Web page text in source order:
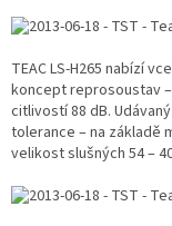
TEAC LS-H265 nabízí
koncept reprosoustav
citlivostí 88 dB.
tolerance – na základě
velikost slušných 54 –